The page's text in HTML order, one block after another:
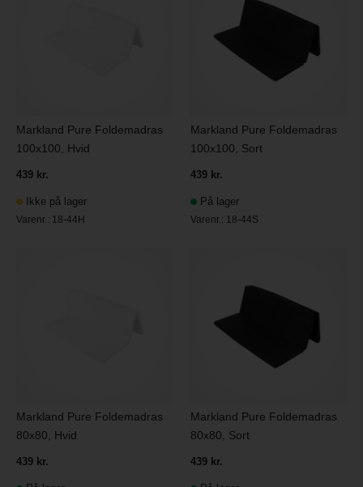
Markland Pure Foldemadras
100x100, Hvid
439 kr.
Ikke på lager
Varenr.: 18-44H
Markland Pure Foldemadras
100x100, Sort
439 kr.
På lager
Varenr.: 18-44S
Markland Pure Foldemadras
80x80, Hvid
439 kr.
Markland Pure Foldemadras
80x80, Sort
439 kr.